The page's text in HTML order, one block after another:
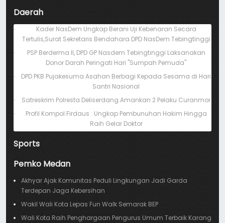
Daerah
Kader NasDem Ungkap Berani Uji Kebenaran Secara
Tertulis,Surat Sekretaris Bendahara DPD NasDem Tebingtinggi
PSP Berderma II, DPD GP Nasdem Tebingtinggi Laksanakan
Donor Darah Peringati Hari "Sumpah Pemuda"
DPD PKB Pujakesuma Asahan Berbagi Kepada Sesama di Hari
Santri Nasional
Satreskrim Polresta Deliserdang Amankan 2 Pelaku Curanmor
Profil Kompol Firdaus : Ungkap Pembunuhan Hakim Hingga
Raih Gelar Doktor
Sports
Pemko Medan
Akhyar Ajak Komunitas Peduli Lingkungan Jadi Garda
Terdepan Jaga Kebersihan
Wakil Wali Kota Lepas Fun Walk Semarak BEP
Wali Kota Raih Penghargaan Pengurus Umum Terbaik Karang